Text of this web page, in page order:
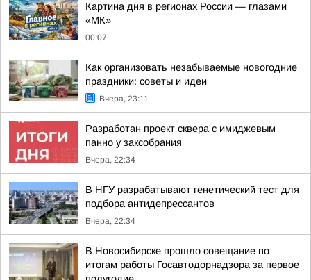
Картина дня в регионах России — глазами
«МК»
00:07
Как организовать незабываемые новогодние
праздники: советы и идеи
Вчера, 23:11
Разработан проект сквера с имиджевым
панно у заксобрания
Вчера, 22:34
В НГУ разрабатывают генетический тест для
подбора антидепрессантов
Вчера, 22:34
В Новосибирске прошло совещание по
итогам работы Госавтодорнадзора за первое